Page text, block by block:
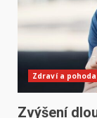
Zdraví a pohoda
Zvýšení